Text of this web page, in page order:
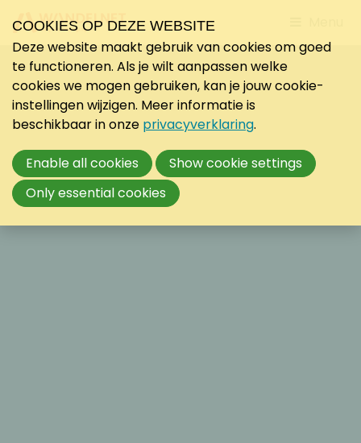
to
COOKIES OP DEZE WEBSITE
Deze website maakt gebruik van cookies om goed
te functioneren. Als je wilt aanpassen welke
cookies we mogen gebruiken, kan je jouw cookie-
instellingen wijzigen. Meer informatie is
beschikbaar in onze privacyverklaring.
Enable all cookies
Show cookie settings
Only essential cookies